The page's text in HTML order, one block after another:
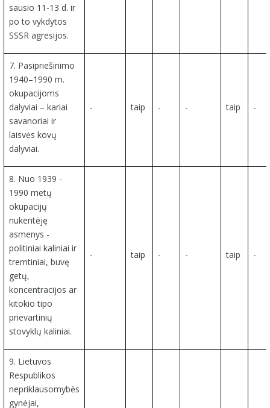
sausio 11-13 d. ir
po to vykdytos
SSSR agresijos.
7. Pasipriešinimo
1940–1990 m.
okupacijoms
dalyviai – kariai
savanoriai ir
laisvės kovų
dalyviai.
- taip - - taip -
8. Nuo 1939 -
1990 metų
okupacijų
nukentėję
asmenys -
politiniai kaliniai ir
tremtiniai, buvę
getų,
koncentracijos ar
kitokio tipo
prievartinių
stovyklų kaliniai.
- taip - - taip -
9. Lietuvos
Respublikos
nepriklausomybės
gynėjai,